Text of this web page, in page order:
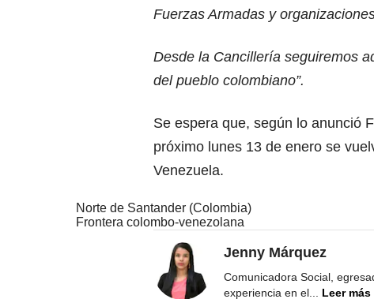
Fuerzas Armadas y
Desde la Cancillería seguiremos
del pueblo colombiano”.
Se espera que, según lo anunció
próximo lunes 13 de enero se
Venezuela.
Norte de Santander (Colombia)
Frontera colombo-venezolana
Jenny Márquez
Comunicadora Social,
experiencia en el... Leer más